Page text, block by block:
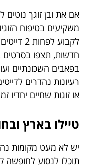
אם את ובן זוגך נוטים
משקיעים בטיפוח
לקבוע
חדשות, תצפו בסרטים
בפאבים השכונתיים
רעיונות נהדרים
או זוגות שחיים יחדיו
טיילו בארץ
יש לא מעט מקומות
תוכלו לנסוע לחופשה